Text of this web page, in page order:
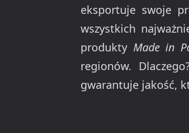
eksportuje swoje
wszystkich
produkty Made in
regionów.
gwarantuje jakość,